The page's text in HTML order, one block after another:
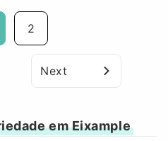
2
Next
em Eixample